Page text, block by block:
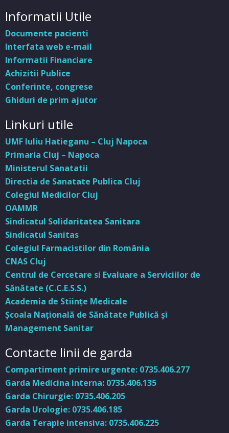
Informatii Utile
Documente pacienti
Interfata web e-mail
Informatii Financiare
Achizitii Publice
Conferinte, congrese
Ghiduri de prim ajutor
Linkuri utile
UMF Iuliu Hatieganu – Cluj Napoca
Primaria Cluj – Napoca
Ministerul Sanatatii
Directia de Sanatate Publica Cluj
Colegiul Medicilor Cluj
OAMMR
Sindicatul Solidaritatea Sanitara
Sindicatul Sanitas
Colegiul Farmacistilor din România
CNAS Cluj
Centrul de Cercetare si Evaluare a Serviciilor de
Sănătate (C.C.E.S.S.)
Academia de Stiinţe Medicale
Şcoala Naţională de Sănătate Publică şi
Management Sanitar
Contacte linii de garda
Compartiment primire urgente: 0735.406.277
Garda Medicina interna: 0735.406.135
Garda Chirurgie: 0735.406.205
Garda Urologie: 0735.406.185
Garda Terapie intensiva: 0735.406.225